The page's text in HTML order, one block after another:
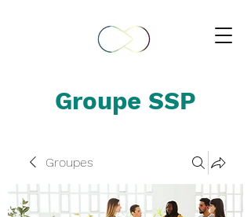
Groupe SSP
Groupes